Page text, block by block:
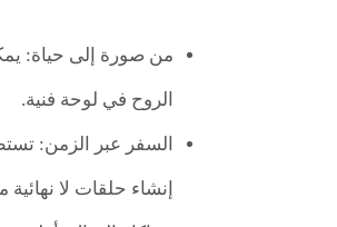
من صورة إلى حياة:
الروح في لوحة فنية.
السفر عبر الزمن:
إنشاء حلقات لا